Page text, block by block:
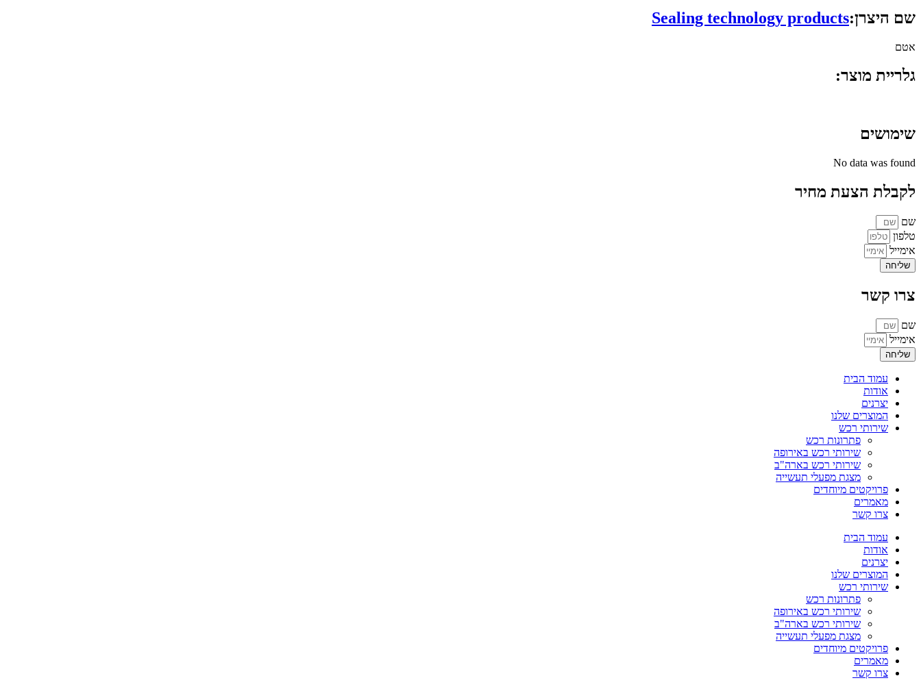
שם היצרן:Sealing technology products
אטם
גלריית מוצר:
שימושים
No data was found
לקבלת הצעת מחיר
שם
טלפון
אימייל
שליחה
צרו קשר
שם
אימייל
שליחה
עמוד הבית
אודות
יצרנים
המוצרים שלנו
שירותי רכש
פתרונות רכש
שירותי רכש באירופה
שירותי רכש בארה"ב
מצגת מפעלי תעשייה
פרויקטים מיוחדים
מאמרים
צרו קשר
עמוד הבית
אודות
יצרנים
המוצרים שלנו
שירותי רכש
פתרונות רכש
שירותי רכש באירופה
שירותי רכש בארה"ב
מצגת מפעלי תעשייה
פרויקטים מיוחדים
מאמרים
צרו קשר